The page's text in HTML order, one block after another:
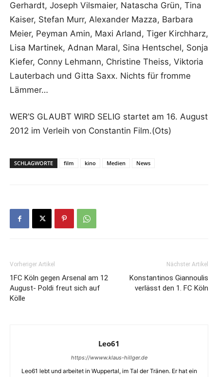
Gerhardt, Joseph Vilsmaier, Natascha Grün, Tina
Kaiser, Stefan Murr, Alexander Mazza, Barbara
Meier, Peyman Amin, Maxi Arland, Tiger Kirchharz,
Lisa Martinek, Adnan Maral, Sina Hentschel, Sonja
Kiefer, Conny Lehmann, Christine Theiss, Viktoria
Lauterbach und Gitta Saxx. Nichts für fromme
Lämmer…
WER’S GLAUBT WIRD SELIG startet am 16. August
2012 im Verleih von Constantin Film.(Ots)
SCHLAGWORTE film kino Medien News
Vorheriger Artikel
1FC Köln gegen Arsenal am 12
August- Poldi freut sich auf
Kölle
Nächster Artikel
Konstantinos Giannoulis
verlässt den 1. FC Köln
Leo61
https://wwww.klaus-hillger.de
Leo61 lebt und arbeitet in Wuppertal, im Tal der Tränen. Er hat ein